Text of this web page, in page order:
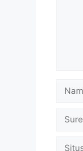
Nama
Surel
Situs